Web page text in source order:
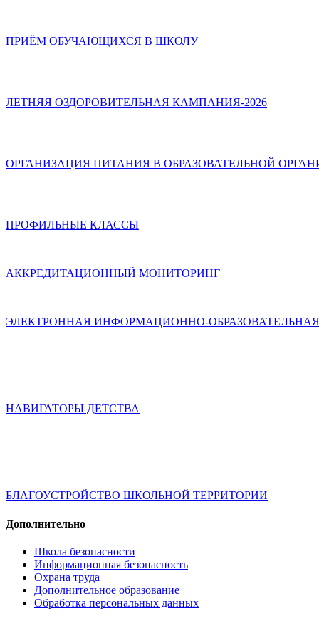
ПРИЁМ ОБУЧАЮЩИХСЯ В ШКОЛУ
ЛЕТНЯЯ ОЗДОРОВИТЕЛЬНАЯ КАМПАНИЯ-2026
ОРГАНИЗАЦИЯ ПИТАНИЯ В ОБРАЗОВАТЕЛЬНОЙ
ПРОФИЛЬНЫЕ КЛАССЫ
АККРЕДИТАЦИОННЫЙ МОНИТОРИНГ
ЭЛЕКТРОННАЯ ИНФОРМАЦИОННО-
НАВИГАТОРЫ ДЕТСТВА
БЛАГОУСТРОЙСТВО ШКОЛЬНОЙ ТЕРРИТОРИИ
Дополнительно
Школа безопасности
Информационная безопасность
Охрана труда
Дополнительное образование
Обработка персональных данных